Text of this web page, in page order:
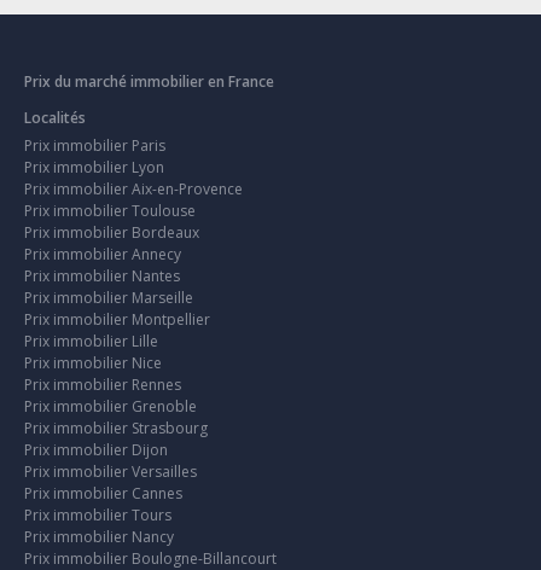
Prix du marché immobilier en France
Localités
Prix immobilier Paris
Prix immobilier Lyon
Prix immobilier Aix-en-Provence
Prix immobilier Toulouse
Prix immobilier Bordeaux
Prix immobilier Annecy
Prix immobilier Nantes
Prix immobilier Marseille
Prix immobilier Montpellier
Prix immobilier Lille
Prix immobilier Nice
Prix immobilier Rennes
Prix immobilier Grenoble
Prix immobilier Strasbourg
Prix immobilier Dijon
Prix immobilier Versailles
Prix immobilier Cannes
Prix immobilier Tours
Prix immobilier Nancy
Prix immobilier Boulogne-Billancourt